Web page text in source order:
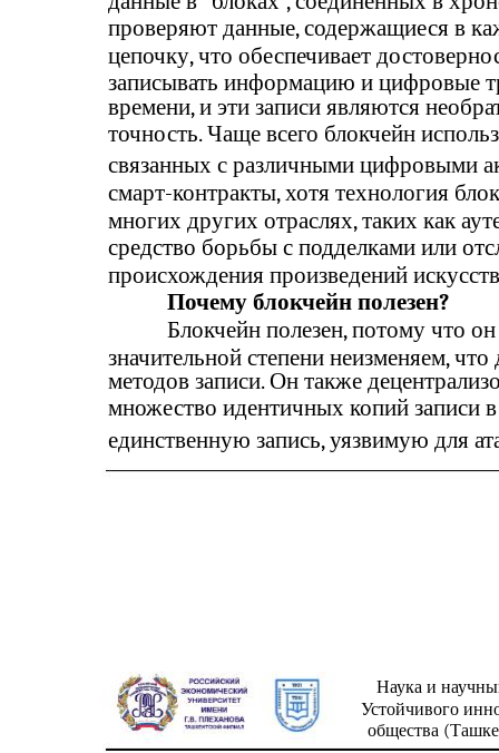
проверяют данные, содержащиеся в
цепочку, что обеспечивает
записывать информацию и цифровые
времени, и эти записи являются
точность. Чаще всего блокчейн
связанных с различными цифровыми
смарт-контракты, хотя технология
многих других отраслях, таких как
средство борьбы с подделками или
происхождения произведений
Почему блокчейн полезен?
Блокчейн полезен, потому что
значительной степени неизменяем,
методов записи. Он также
множество идентичных копий записи
единственную запись, уязвимую для
Наука и
Устойчивого
общества